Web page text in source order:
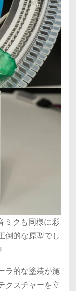
ミクも同様に彩
倒的な原型でし
ラ的な塗装が施
クスチャーを立